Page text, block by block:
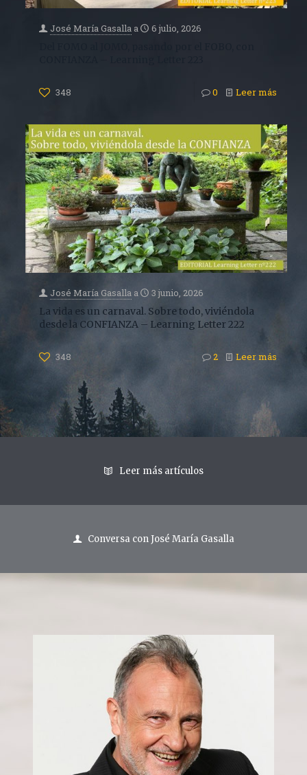
José María Gasalla a
6 julio, 2026
348 0 Leer más
José María Gasalla a
3 junio, 2026
La vida es un carnaval. Sobre todo, viviéndola
desde la CONFIANZA – Learning Letter 222
348 2 Leer más
Leer más artículos
Conversa con José María Gasalla